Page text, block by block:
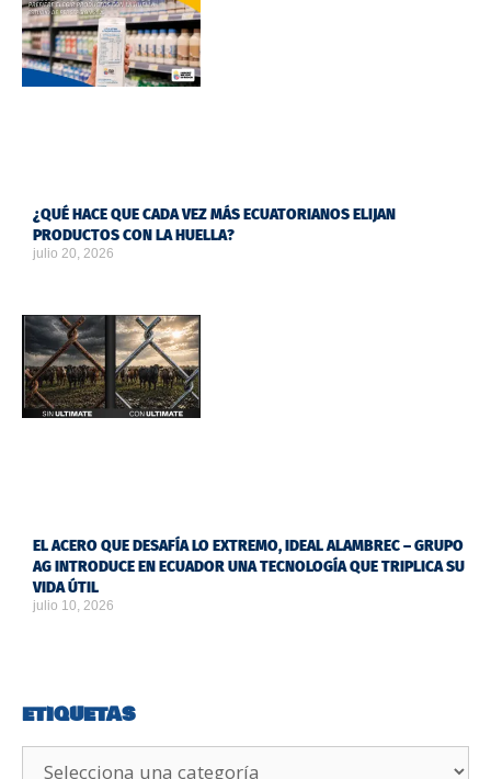
¿QUÉ HACE QUE CADA VEZ MÁS ECUATORIANOS ELIJAN
PRODUCTOS CON LA HUELLA?
julio 20, 2026
EL ACERO QUE DESAFÍA LO EXTREMO, IDEAL ALAMBREC – GRUPO
AG INTRODUCE EN ECUADOR UNA TECNOLOGÍA QUE TRIPLICA SU
VIDA ÚTIL
julio 10, 2026
ETIQUETAS